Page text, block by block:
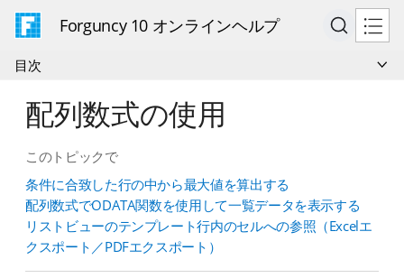
Forguncy 10 オンラインヘルプ
目次
配列数式の使用
このトピックで
条件に合致した行の中から最大値を算出する
配列数式でODATA関数を使用して一覧データを表示する
リストビューのテンプレート行内のセルへの参照（Excelエ
クスポート／PDFエクスポート）